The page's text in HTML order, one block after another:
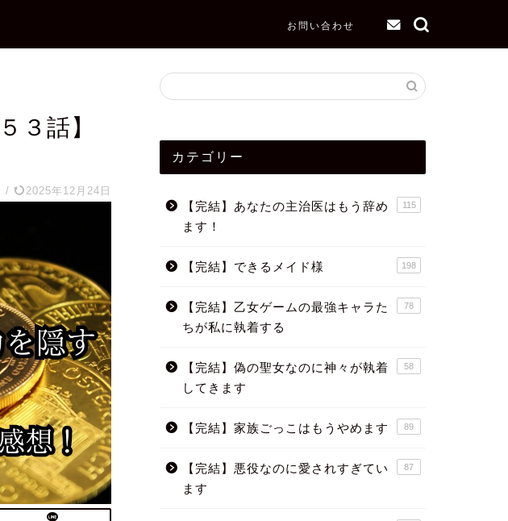
お問い合わせ
３話】
/ 2025年12月24日
カテゴリー
【完結】あなたの主治医はもう辞め
ます！
115
【完結】できるメイド様 198
【完結】乙女ゲームの最強キャラた
ちが私に執着する
78
【完結】偽の聖女なのに神々が執着
してきます
58
【完結】家族ごっこはもうやめます 89
【完結】悪役なのに愛されすぎてい
ます
87